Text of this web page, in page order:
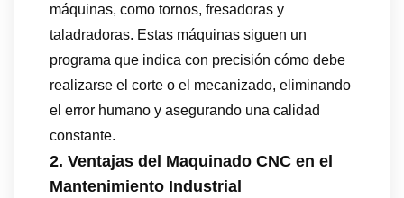
máquinas, como tornos, fresadoras y
taladradoras. Estas máquinas siguen un
programa que indica con precisión cómo debe
realizarse el corte o el mecanizado, eliminando
el error humano y asegurando una calidad
constante.
2. Ventajas del Maquinado CNC en el
Mantenimiento Industrial